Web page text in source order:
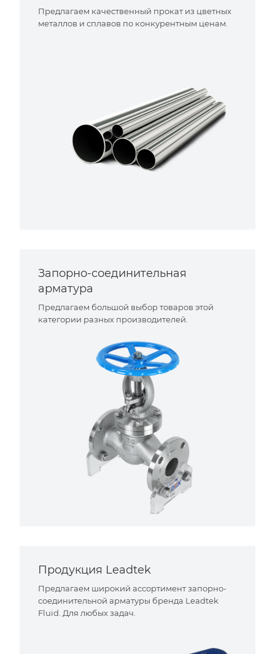
Предлагаем качественный прокат из цветных
металлов и сплавов по конкурентным ценам.
Запорно-соединительная
арматура
Предлагаем большой выбор товаров этой
категории разных производителей.
Продукция Leadtek
Предлагаем широкий ассортимент запорно-
соединительной арматуры бренда Leadtek
Fluid. Для любых задач.